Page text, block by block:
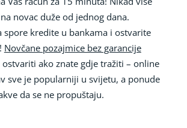
novac duže od jednog dana.
spore kredite u bankama i ostvarite
Novčane pozajmice bez garancije
ostvariti ako znate gdje tražiti – online
sve je popularniji u svijetu, a ponude
da se ne propuštaju.